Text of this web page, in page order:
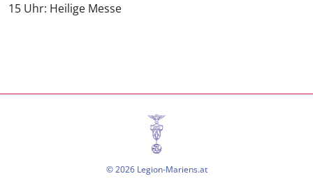
15 Uhr: Heilige Messe
© 2026 Legion-Mariens.at